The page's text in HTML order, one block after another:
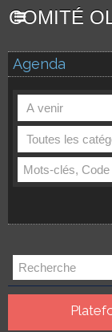
COMITÉ
Agenda